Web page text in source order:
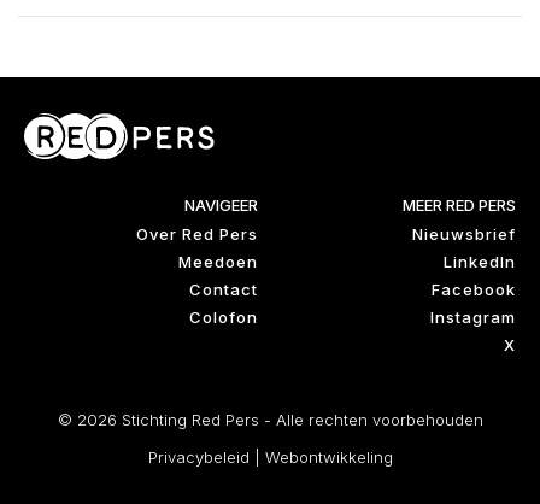
NAVIGEER
Over Red Pers
Meedoen
Contact
Colofon
MEER RED PERS
Nieuwsbrief
LinkedIn
Facebook
Instagram
X
© 2026 Stichting Red Pers - Alle rechten voorbehouden
Privacybeleid
Webontwikkeling